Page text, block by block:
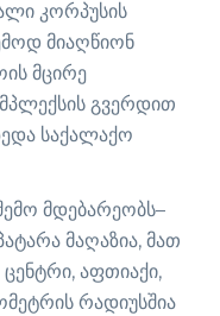
კორპუსის
მიაღწიონ
მცირე
გვერდით
საქალაქო
მდებარეობს–
მაღაზია, მათ
აფთიაქი,
რადიუსშია